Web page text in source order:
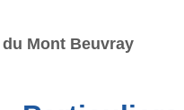
Mont Beuvray